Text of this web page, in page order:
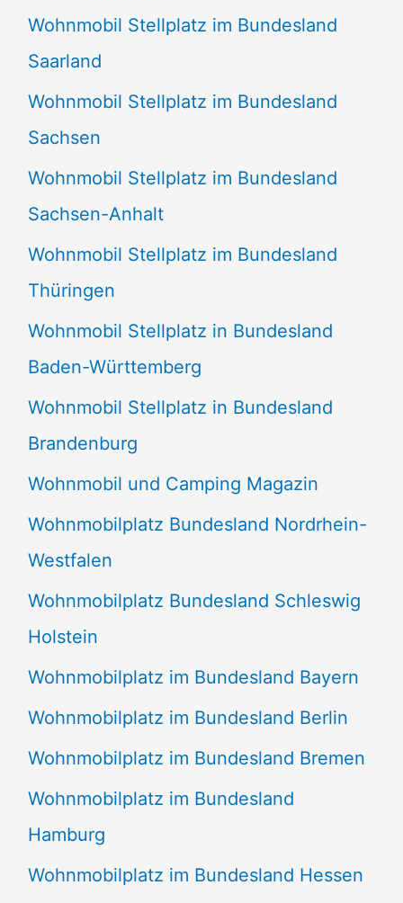
Wohnmobil Stellplatz im Bundesland
Saarland
Wohnmobil Stellplatz im Bundesland
Sachsen
Wohnmobil Stellplatz im Bundesland
Sachsen-Anhalt
Wohnmobil Stellplatz im Bundesland
Thüringen
Wohnmobil Stellplatz in Bundesland
Baden-Württemberg
Wohnmobil Stellplatz in Bundesland
Brandenburg
Wohnmobil und Camping Magazin
Wohnmobilplatz Bundesland Nordrhein-
Westfalen
Wohnmobilplatz Bundesland Schleswig
Holstein
Wohnmobilplatz im Bundesland Bayern
Wohnmobilplatz im Bundesland Berlin
Wohnmobilplatz im Bundesland Bremen
Wohnmobilplatz im Bundesland
Hamburg
Wohnmobilplatz im Bundesland Hessen